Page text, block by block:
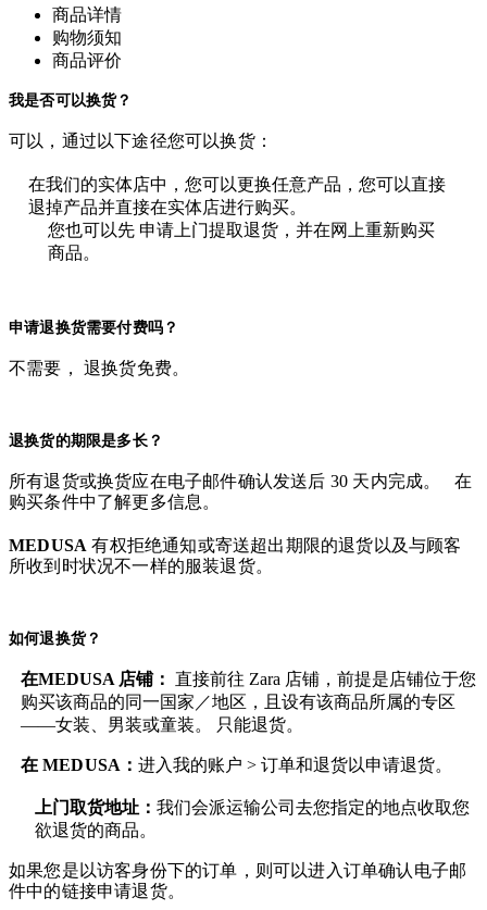
商品详情
购物须知
商品评价
我是否可以换货？
可以，通过以下途径您可以换货：
在我们的实体店中，您可以更换任意产品，您可以直接
退掉产品并直接在实体店进行购买。
您也可以先 申请上门提取退货，并在网上重新购买
商品。
申请退换货需要付费吗？
不需要， 退换货免费。
退换货的期限是多长？
所有退货或换货应在电子邮件确认发送后 30 天内完成。 在
购买条件中了解更多信息。
MEDUSA有权拒绝通知或寄送超出期限的退货以及与顾客
所收到时状况不一样的服装退货。
如何退换货？
在MEDUSA 店铺： 直接前往 Zara 店铺，前提是店铺位于您
购买该商品的同一国家／地区，且设有该商品所属的专区
——女装、男装或童装。 只能退货。
在 MEDUSA ：进入我的账户 > 订单和退货以申请退货。
上门取货地址： 我们会派运输公司去您指定的地点收取您
欲退货的商品。
如果您是以访客身份下的订单，则可以进入订单确认电子邮
件中的链接申请退货。